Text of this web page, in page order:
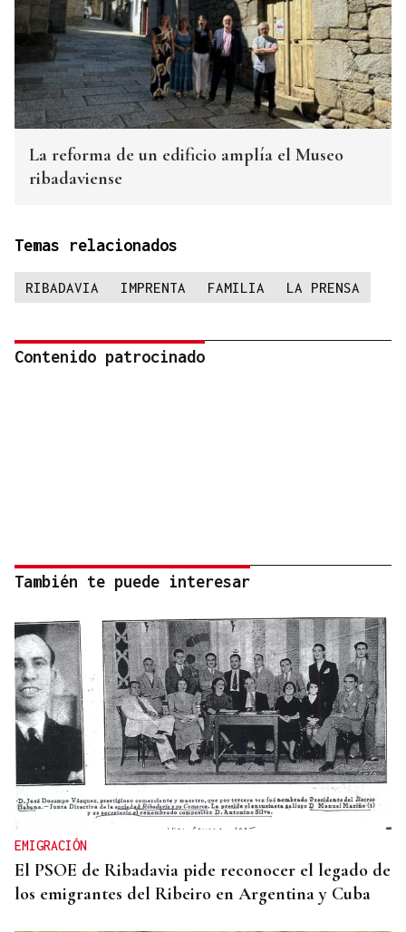
La reforma de un edificio amplía el Museo
ribadaviense
Temas relacionados
RIBADAVIA IMPRENTA FAMILIA LA PRENSA
Contenido patrocinado
También te puede interesar
EMIGRACIÓN
El PSOE de Ribadavia pide reconocer el legado de
los emigrantes del Ribeiro en Argentina y Cuba